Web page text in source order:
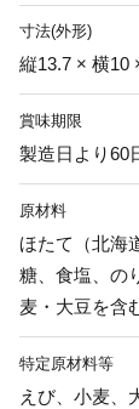
寸法(外形)
縦13.7 × 横10
賞味期限
製造日より60
原材料
ほたて（北海
糖、食塩、の
麦・大豆を含
特定原材料等
えび、小麦、